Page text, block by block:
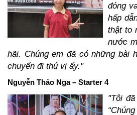
đóng
hấp
thật to
nước
hãi. Chúng em đã có những bài
chuyến đi thú vị ấy."
Nguyễn Thảo Nga – Starter 4
"Tôi